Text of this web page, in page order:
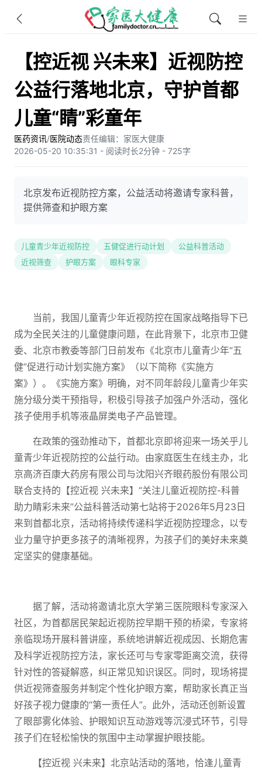
【控近视 兴未来】近视防控
公益行落地北京，守护首都
儿童“睛”彩童年
医药资讯/医院动态责任编辑：家医大健康
2026-05-20 10:35:31 - 阅读时长2分钟 - 725字
北京发布近视防控方案，公益活动将邀请专家科普，
提供筛查和护眼方案
儿童青少年近视防控 五健促进行动计划
公益科普活动
近视筛查
护眼方案 眼科专家
当前，我国儿童青少年近视防控在国家战略指导下已
成为全民关注的儿童健康问题，在此背景下，北京市卫健
委、北京市教委等部门日前发布《北京市儿童青少年“五
健”促进行动计划实施方案》（以下简称《实施方
案》）。《实施方案》明确，对不同年龄段儿童青少年实
施分级分类干预指导，积极引导孩子加强户外活动，强化
孩子使用手机等液晶屏类电子产品管理。
在政策的强劲推动下，首都北京即将迎来一场关乎儿
童青少年近视防控的公益行动。由家庭医生在线主办，北
京高济百康大药房有限公司与沈阳兴齐眼药股份有限公司
联合支持的【控近视 兴未来】“关注儿童近视防控-科普
助力睛彩未来”公益科普活动第七站将于2026年5月23日
来到首都北京，活动将持续传递科学近视防控理念，以专
业力量守护更多孩子的清晰视界，为孩子们的美好未来奠
定坚实的健康基础。
据了解，活动将邀请北京大学第三医院眼科专家深入
社区，为首都居民架起近视防控早期干预的桥梁，专家将
亲临现场开展科普讲座，系统地讲解近视成因、长期危害
及科学近视防控方法，家长还可与专家零距离交流，获得
针对性的答疑解惑，纠正常见知识误区。同时，现场将提
供近视筛查服务并制定个性化护眼方案，帮助家长真正当
好孩子视力健康的“第一责任人”。此外，活动还创新设置
了眼部雾化体验、护眼知识互动游戏等沉浸式环节，引导
孩子们在轻松愉快的氛围中主动掌握护眼技能。
【控近视 兴未来】北京站活动的落地，恰逢儿童青